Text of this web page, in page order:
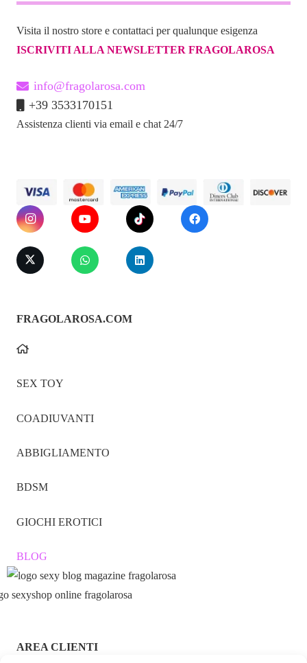
Visita il nostro store e contattaci per qualunque esigenza
ISCRIVITI ALLA NEWSLETTER FRAGOLAROSA
info@fragolarosa.com
+39 3533170151
Assistenza clienti via email e chat 24/7
FRAGOLAROSA.COM
SEX TOY
COADIUVANTI
ABBIGLIAMENTO
BDSM
GIOCHI EROTICI
BLOG
AREA CLIENTI